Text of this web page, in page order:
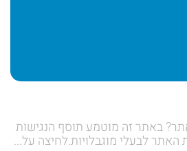
באתר זה מוטמע תוסף הנגישות